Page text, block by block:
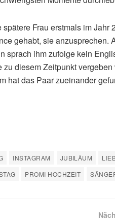
Frau erstmals im
gehabt, sie anzusprechen.
sprach ihm zufolge kein
zu diesem Zeitpunkt
hat das Paar zueinander
INSTAGRAM JUBILÄUM
PROMI HOCHZEIT